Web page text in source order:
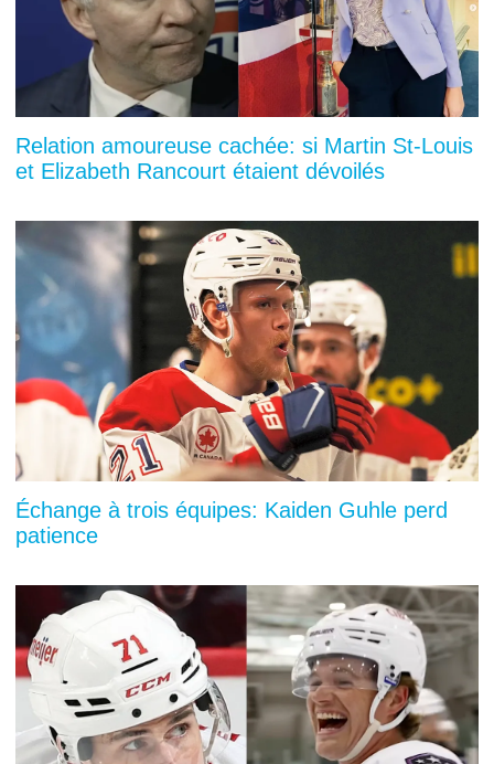
Relation amoureuse cachée: si Martin St-Louis
et Elizabeth Rancourt étaient dévoilés
Échange à trois équipes: Kaiden Guhle perd
patience